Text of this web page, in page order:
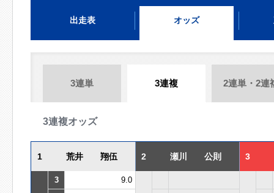
出走表 オッズ
3連単 3連複 2連単・2連
3連複オッズ
1 荒井 翔伍 2 瀬川 公則 3
3
9.0